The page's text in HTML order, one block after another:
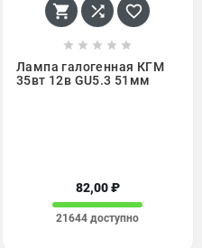
  
    
Лампа галогенная КГМ
35вт 12в GU5.3 51мм
82,00 ₽
21644 доступно